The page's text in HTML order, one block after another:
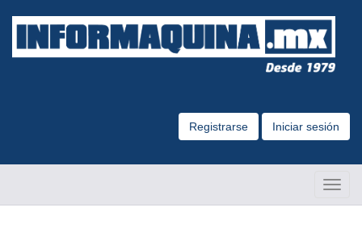
Registrarse Iniciar sesión